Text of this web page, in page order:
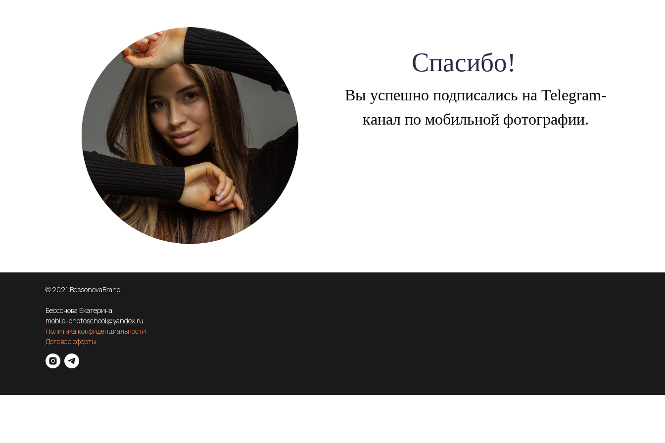
Спасибо!
Вы успешно подписались на Telegram-
канал по мобильной фотографии.
© 2021 BessonovaBrand
Бессонова Екатерина
mobile-photoschool@yandex.ru
Политика конфиденциальности
Договор оферты